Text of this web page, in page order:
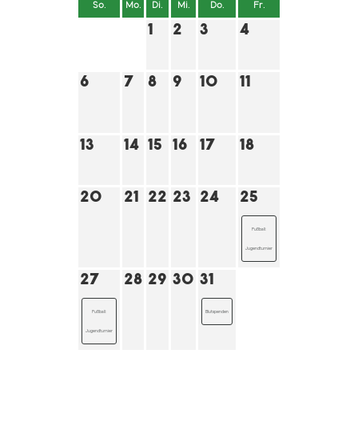
So. Mo. Di. Mi. Do. Fr.
1 2 3 4
6 7 8 9 10 11
13 14 15 16 17 18
20 21 22 23 24 25
Fußball:
Jugendturnier
27
Fußball:
Jugendturnier
28 29 30 31
Blutspenden